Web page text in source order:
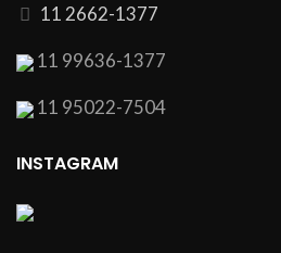
11 2662-1377
11 99636-1377
11 95022-7504
INSTAGRAM